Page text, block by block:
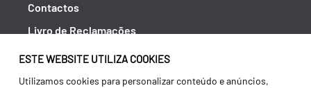
ESTE WEBSITE UTILIZA COOKIES
Utilizamos cookies para personalizar conteúdo e anúncios,
Contactos
Livro de Reclamações
Política de Privacidade
Canal de Denúncias (RGPC)